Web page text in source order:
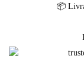
📦